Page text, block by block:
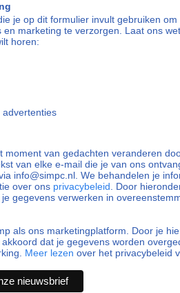
je op dit formulier invult gebruiken
en marketing te verzorgen. Laat ons
horen:
advertenties
moment van gedachten veranderen
van elke e-mail die je van ons
info@simpc.nl. We behandelen je
over ons privacybeleid. Door
gegevens verwerken in
als ons marketingplatform. Door je
dat je gegevens worden
Meer lezen over het privacybeleid